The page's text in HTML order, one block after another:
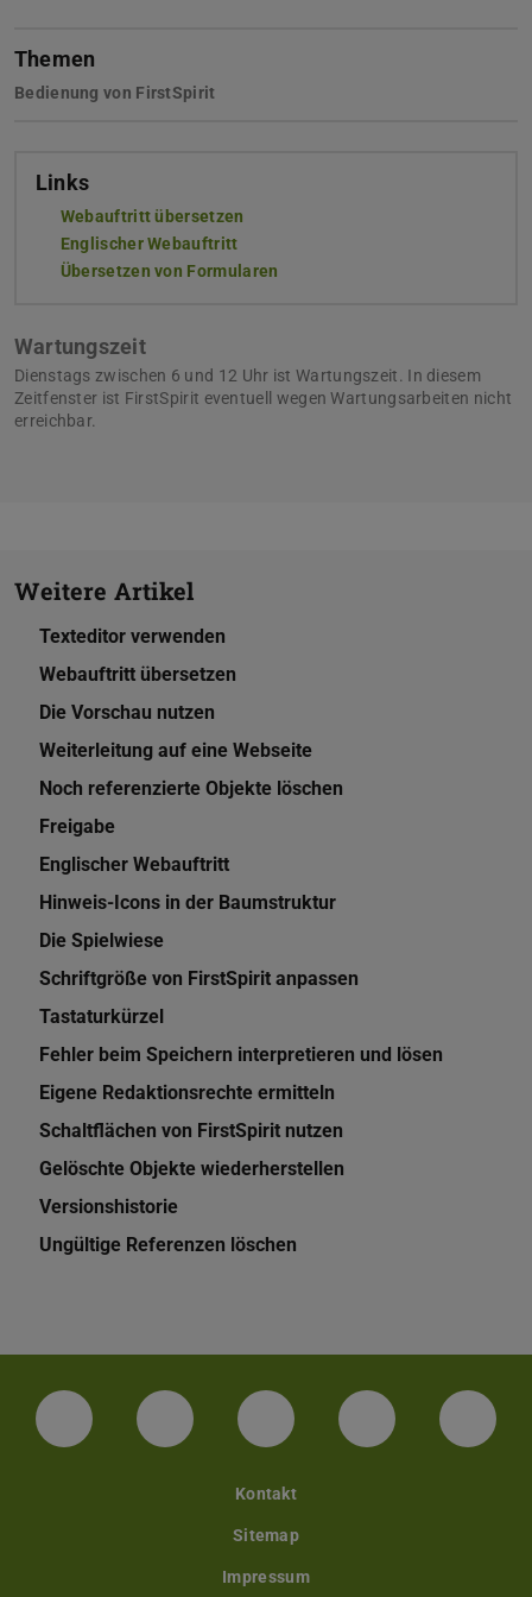
Themen
Bedienung von FirstSpirit
Links
Webauftritt übersetzen
Englischer Webauftritt
Übersetzen von Formularen
Wartungszeit
Dienstags zwischen 6 und 12 Uhr ist Wartungszeit. In diesem
Zeitfenster ist FirstSpirit eventuell wegen Wartungsarbeiten nicht
erreichbar.
Weitere Artikel
Texteditor verwenden
Webauftritt übersetzen
Die Vorschau nutzen
Weiterleitung auf eine Webseite
Noch referenzierte Objekte löschen
Freigabe
Englischer Webauftritt
Hinweis-Icons in der Baumstruktur
Die Spielwiese
Schriftgröße von FirstSpirit anpassen
Tastaturkürzel
Fehler beim Speichern interpretieren und lösen
Eigene Redaktionsrechte ermitteln
Schaltflächen von FirstSpirit nutzen
Gelöschte Objekte wiederherstellen
Versionshistorie
Ungültige Referenzen löschen
LinkedIn-Seite der TU Darmstadt
Instagram-Kanal der TU
Bluesky-Kanal der TU
Facebook-
Kontakt
Sitemap
Impressum